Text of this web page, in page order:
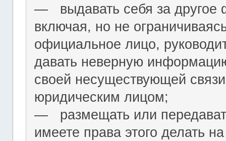
― выдавать себя за другое
включая, но не
официальное лицо,
давать неверную
своей несуществующей
юридическим лицом;
― размещать или
имеете права этого делать